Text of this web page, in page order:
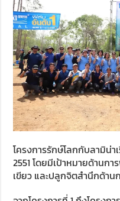
โครงการรักษ์โลกกับลามิน่า
2551 โดยมีเป้าหมายด้าน
เขียว และปลูกจิตสำนึกด้าน